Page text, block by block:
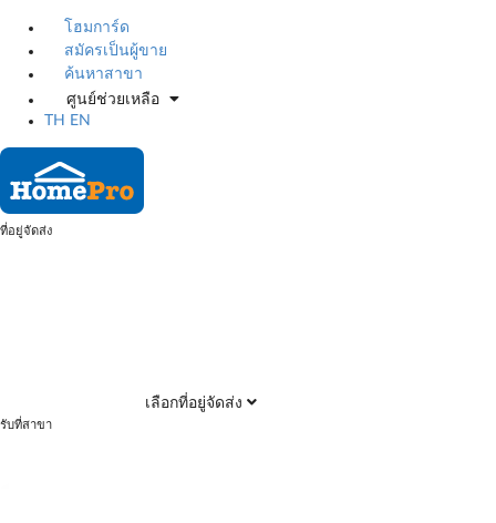
โฮมการ์ด
สมัครเป็นผู้ขาย
ค้นหาสาขา
ศูนย์ช่วยเหลือ
TH
EN
ที่อยู่จัดส่ง
เลือกที่อยู่จัดส่ง
รับที่สาขา